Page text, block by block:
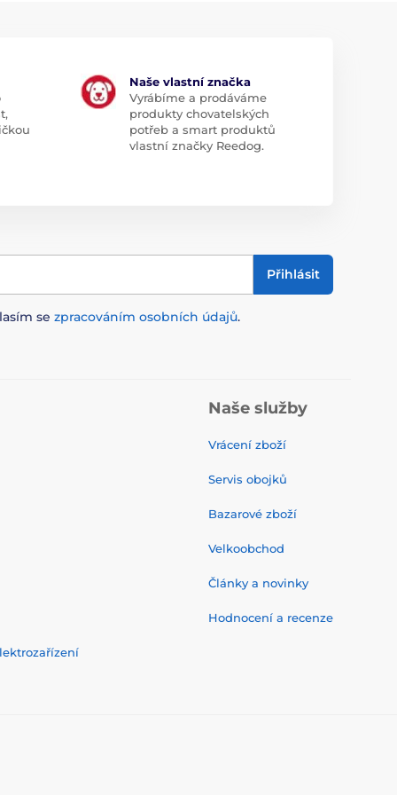
Naše vlastní značka
Vyrábíme a prodáváme
produkty chovatelských
potřeb a smart produktů
vlastní značky Reedog.
Přihlásit
se zpracováním osobních údajů.
Naše služby
Vrácení zboží
Servis obojků
Bazarové zboží
Velkoobchod
Články a novinky
Hodnocení a recenze